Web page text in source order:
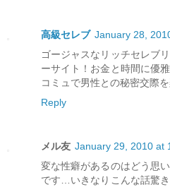
高級セレブ January 28,
ゴージャスなリッチセレブ
ーサイト！お金と時間に優
コミュで男性との秘密交際
Reply
メル友 January 29, 2010 at
変な性癖があるのはどう思
です…いきなりこんな話驚